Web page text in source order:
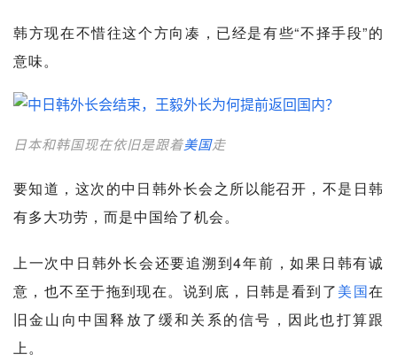
韩方现在不惜往这个方向凑，已经是有些“不择手段”的
意味。
日本和韩国现在依旧是跟着美国走
要知道，这次的中日韩外长会之所以能召开，不是日韩
有多大功劳，而是中国给了机会。
上一次中日韩外长会还要追溯到4年前，如果日韩有诚
意，也不至于拖到现在。说到底，日韩是看到了美国在
旧金山向中国释放了缓和关系的信号，因此也打算跟
上。